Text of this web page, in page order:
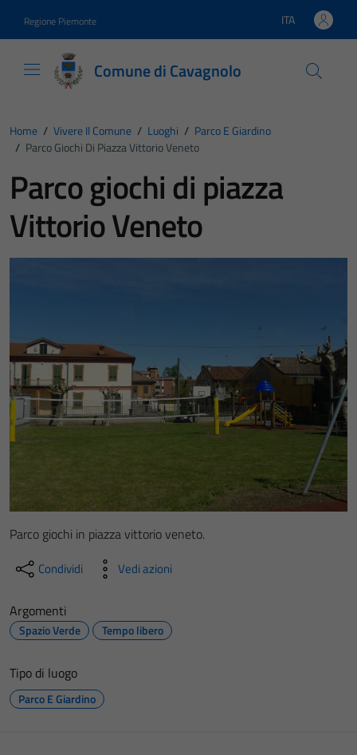
Regione Piemonte Lingua attiva:
ITA
Comune di Cavagnolo
Home / Vivere Il Comune / Luoghi / Parco E Giardino
/ Parco Giochi Di Piazza Vittorio Veneto
Parco giochi di piazza
Vittorio Veneto
Parco giochi in piazza vittorio veneto.
Condividi Vedi azioni
Argomenti
Spazio Verde Tempo libero
Tipo di luogo
Parco E Giardino